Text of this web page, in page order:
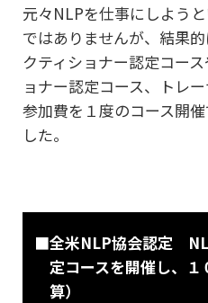
元々NLPを仕事にしよう
ではありませんが、 結果
クティショナー認定コー
ョナー認定コース、
トレ
参加費を１度のコース開
した。
■全米NLP協会認定
定コースを開催し、
算）